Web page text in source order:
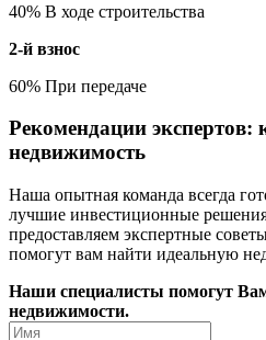
40% В ходе строительства
2-й взнос
60% При передаче
Рекомендации экспертов:
недвижимость
Наша опытная команда всегда
лучшие инвестиционные
предоставляем экспертные
помогут вам найти идеальную
Наши специалисты помогут
недвижимости.